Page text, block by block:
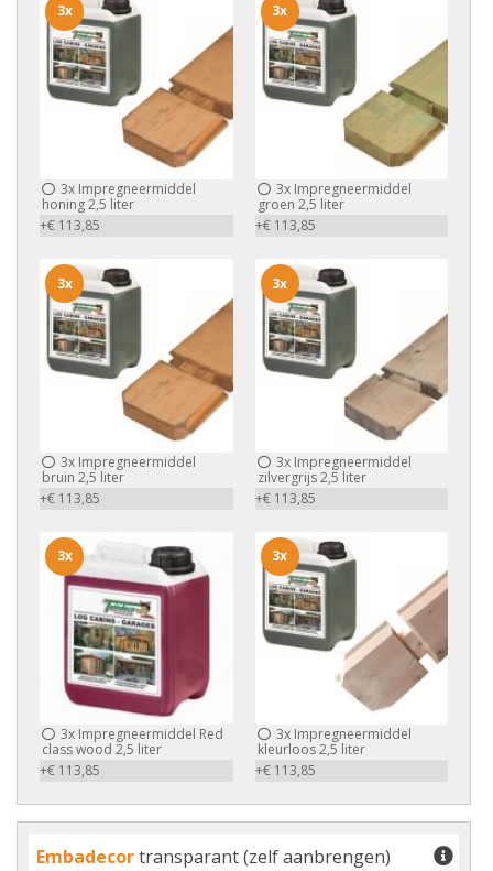
3x Impregneermiddel
honing 2,5 liter
+€ 113,85
3x
3xImpregneermiddel
groen 2,5 liter
+€ 113,85
3x
3x Impregneermiddel
bruin 2,5 liter
+€ 113,85
3x
3xImpregneermiddel
zilvergrijs 2,5 liter
+€ 113,85
3x
3x Impregneermiddel Red
class wood 2,5 liter
+€ 113,85
3x
3xImpregneermiddel
kleurloos 2,5 liter
+€ 113,85
3x
Embadecortransparant (zelf aanbrengen)